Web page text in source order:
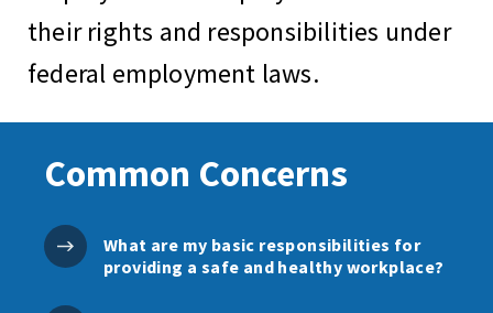
their rights and responsibilities under
federal employment laws.
Common Concerns
What are my basic responsibilities for
providing a safe and healthy workplace?